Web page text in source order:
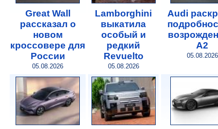
Great Wall
рассказал о
новом
кроссовере для
России
05.08.2026
Lamborghini
выкатила
особый и
редкий
Revuelto
05.08.2026
Audi
A2
05.08.2026